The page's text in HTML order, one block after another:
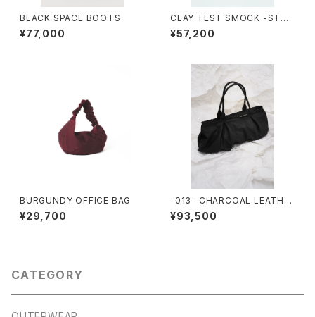
BLACK SPACE BOOTS
¥77,000
CLAY TEST SMOCK -STOR
E EXCLUSIVE-
¥57,200
BURGUNDY OFFICE BAG
¥29,700
-013- CHARCOAL LEATHE
R HALF OFFICE TOTE
¥93,500
CATEGORY